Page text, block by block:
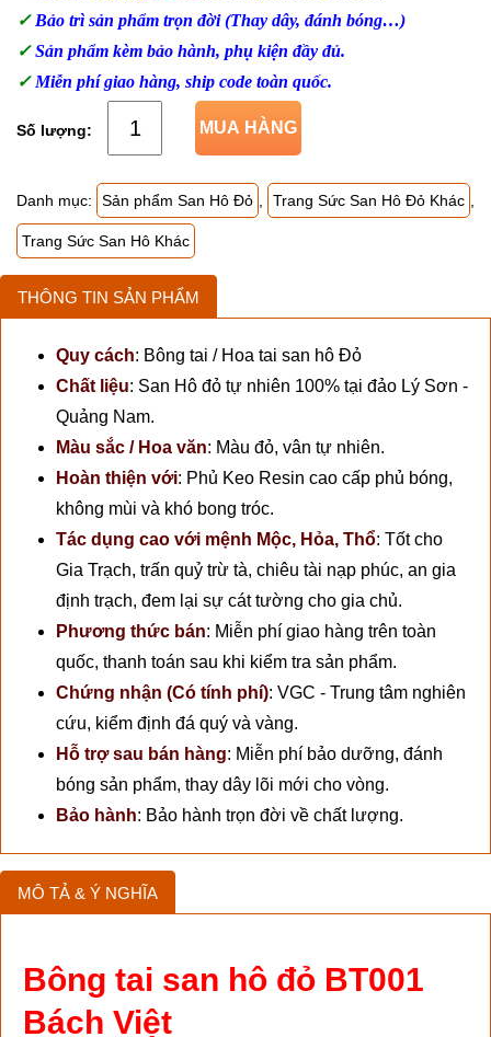
✓ Bảo trì sản phẩm trọn đời (Thay dây, đánh bóng…)
✓ Sản phẩm kèm bảo hành, phụ kiện đầy đủ.
✓ Miễn phí giao hàng, ship code toàn quốc.
MUA HÀNG
Danh mục: Sản phẩm San Hô Đỏ Trang Sức San Hô Đỏ Khác
Trang Sức San Hô Khác
THÔNG TIN SẢN PHẨM
Quy cách: Bông tai / Hoa tai san hô Đỏ
Chất liệu: San Hô đỏ tự nhiên 100% tại đảo Lý Sơn -
Quảng Nam.
Màu sắc / Hoa văn: Màu đỏ, vân tự nhiên.
Hoàn thiện với: Phủ Keo Resin cao cấp phủ bóng,
không mùi và khó bong tróc.
Tác dụng cao với mệnh Mộc, Hỏa, Thổ: Tốt cho
Gia Trạch, trấn quỷ trừ tà, chiêu tài nạp phúc, an gia
định trạch, đem lại sự cát tường cho gia chủ.
Phương thức bán: Miễn phí giao hàng trên toàn
quốc, thanh toán sau khi kiểm tra sản phẩm.
Chứng nhận (Có tính phí): VGC - Trung tâm nghiên
cứu, kiểm định đá quý và vàng.
Hỗ trợ sau bán hàng: Miễn phí bảo dưỡng, đánh
bóng sản phẩm, thay dây lõi mới cho vòng.
Bảo hành: Bảo hành trọn đời về chất lượng.
MÔ TẢ & Ý NGHĨA
Bông tai san hô đỏ BT001
Bách Việt